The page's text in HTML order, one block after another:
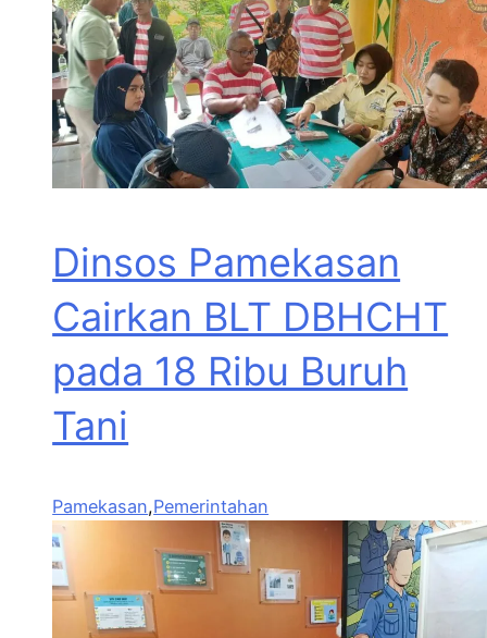
Dinsos Pamekasan
Cairkan BLT DBHCHT
pada 18 Ribu Buruh
Tani
Pamekasan,Pemerintahan